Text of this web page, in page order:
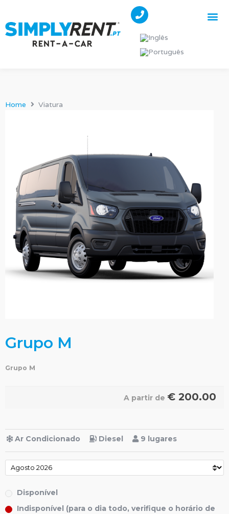
Home Viatura
Grupo M
Grupo M
A partir de € 200.00
Ar Condicionado Diesel 9 lugares
Disponível
Indisponível (para o dia todo, verifique o horário de